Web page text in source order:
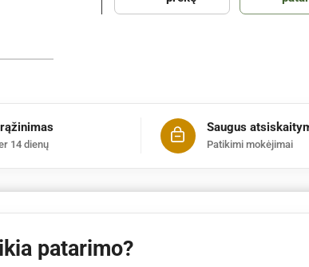
14 dienų
Saugus
Patikimi mokėjimai
patarimo?